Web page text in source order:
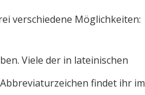
verschiedene Möglichkeiten:
Viele der in lateinischen
findet ihr im